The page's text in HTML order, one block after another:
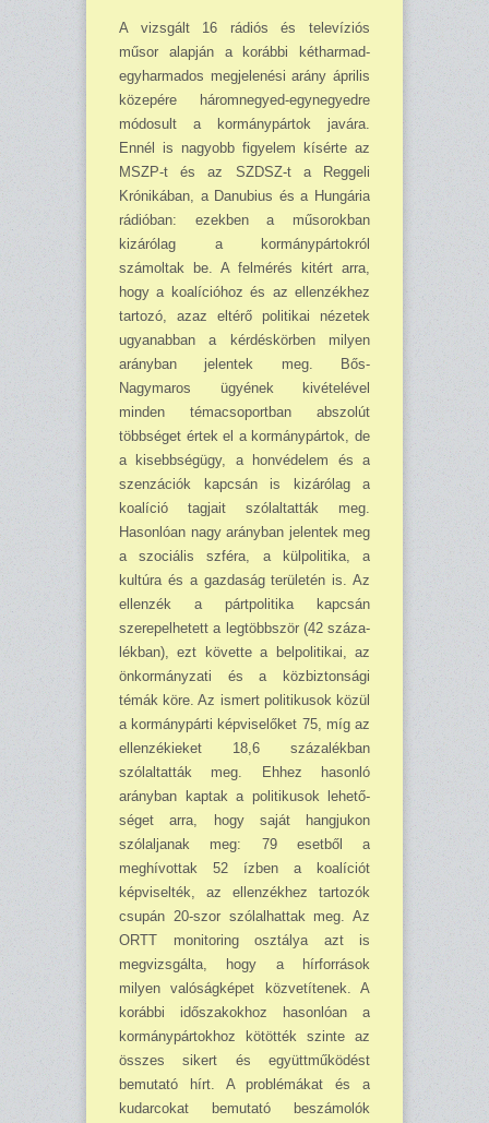
A vizsgált 16 rádiós és televíziós
műsor alapján a korábbi kétharmad-
egyharmados meg­jelenési arány április
közepére három­negyed-egynegyedre
módosult a kormány­pártok javára.
Ennél is nagyobb figyelem kísérte az
MSZP-t és az SZDSZ-t a Reggeli
Krónikában, a Danu­bius és a Hungária
rádióban: ezekben a műsorokban
kizárólag a kormánypártokról
számoltak be. A felmérés kitért arra,
hogy a koalícióhoz és az ellenzékhez
tartozó, azaz eltérő politikai nézetek
ugyanabban a kérdéskörben milyen
arányban jelentek meg. Bős-
Nagymaros ügyének kivételével
minden témacsoportban abszo­lút
többséget értek el a kormánypártok, de
a kisebb­ségügy, a honvédelem és a
szenzá­ciók kapcsán is kizárólag a
koalíció tagjait szó­lal­tatták meg.
Hasonlóan nagy arányban jelentek meg
a szociális szféra, a külpoliti­ka, a
kultúra és a gaz­daság területén is. Az
ellenzék a pártpolitika kapcsán
szerepelhe­tett a legtöbbször (42 száza­
lékban), ezt kö­vette a belpolitikai, az
önkormányzati és a közbiztonsági
témák köre. Az ismert politikusok közül
a kormány­párti képviselőket 75, míg az
ellenzékieket 18,6 szá­za­lékban
szólaltatták meg. Ehhez ha­sonló
arányban kaptak a politikusok lehető­
séget arra, hogy saját hangjukon
szólaljanak meg: 79 esetből a
meghívottak 52 ízben a ko­alíciót
képviselték, az el­lenzékhez tartozók
csupán 20-szor szólalhattak meg. Az
ORTT monitoring osztálya azt is
megvizsgálta, hogy a hírforrások
milyen valóságképet köz­vetítenek. A
korábbi időszakokhoz hasonló­an a
kormánypártokhoz kötötték szinte az
összes sikert és együttműködést
bemutató hírt. A problémákat és a
kudarcokat bemu­tató beszámolók